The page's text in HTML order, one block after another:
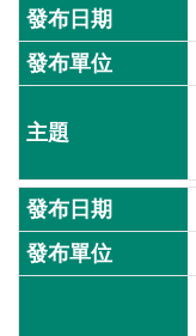
網
站
安
政
隱
私
權